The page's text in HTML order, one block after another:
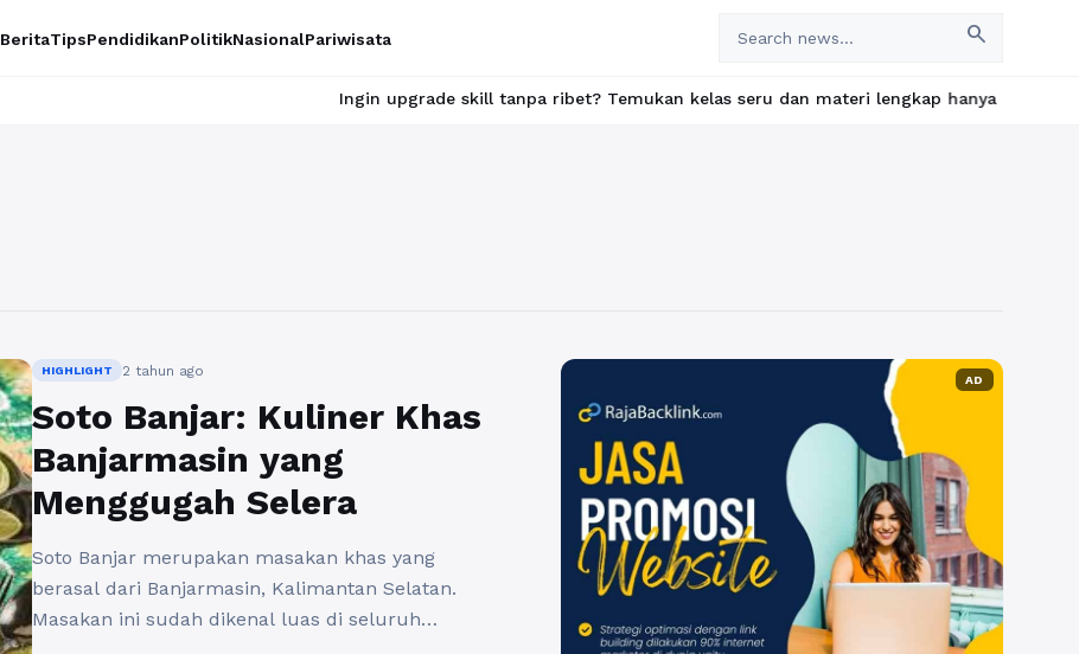
BeritaTipsPendidikanPolitikNasionalPariwisata search
Ingin upgrade skill tanpa ribet? Temukan kelas seru dan materi lengkap hanya di
HIGHLIGHT 2 tahun ago
Soto Banjar: Kuliner Khas
Banjarmasin yang
Menggugah Selera
Soto Banjar merupakan masakan khas yang
berasal dari Banjarmasin, Kalimantan Selatan.
Masakan ini sudah dikenal luas di seluruh
AD